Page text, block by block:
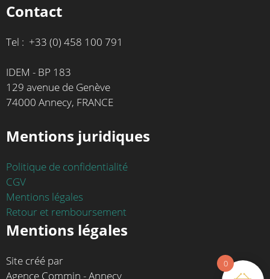
Contact
Tel : +33 (0) 458 100 791
IDEM - BP 183
129 avenue de Genève
74000 Annecy, FRANCE
Mentions juridiques
Politique de confidentialité
CGV
Mentions légales
Retour et remboursement
Mentions légales
Site créé par
Agence Commin - Annecy
0